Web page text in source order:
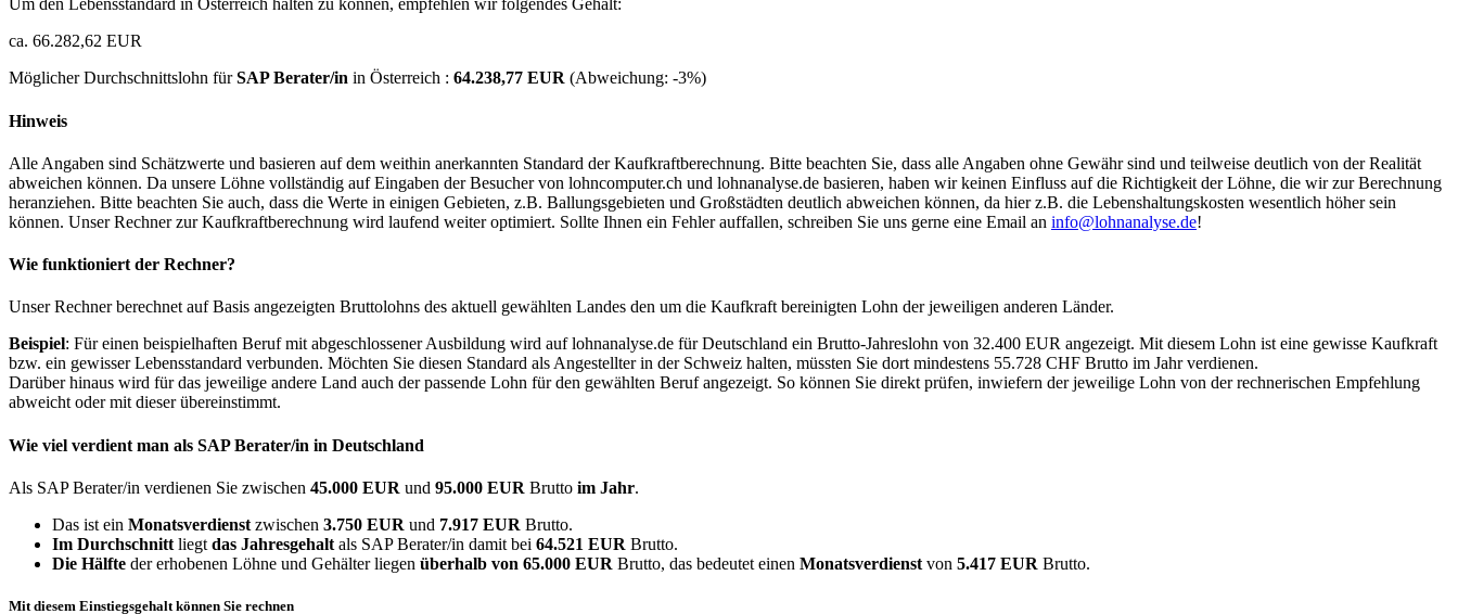
Um den Lebensstandard in Österreich halten zu können, empfehlen wir folgendes Gehalt:
ca. 66.282,62 EUR
Möglicher Durchschnittslohn fürSAP Berater/in in Österreich : 64.238,77 EUR (Abweichung: -3%)
Hinweis
Alle Angaben sind Schätzwerte und basieren auf dem weithin anerkannten Standard der Kaufkraftberechnung. Bitte beachten Sie, dass alle Angaben ohne Gewähr sind und teilweise deutlich von der Realität
abweichen können. Da unsere Löhne vollständig auf Eingaben der Besucher von lohncomputer.ch und lohnanalyse.de basieren, haben wir keinen Einfluss auf die Richtigkeit der Löhne, die wir zur Berechnung
heranziehen. Bitte beachten Sie auch, dass die Werte in einigen Gebieten, z.B. Ballungsgebieten und Großstädten deutlich abweichen können, da hier z.B. die Lebenshaltungskosten wesentlich höher sein
können. Unser Rechner zur Kaufkraftberechnung wird laufend weiter optimiert. Sollte Ihnen ein Fehler auffallen, schreiben Sie uns gerne eine Email an info@lohnanalyse.de!
Wie funktioniert der Rechner?
Unser Rechner berechnet auf Basis angezeigten Bruttolohns des aktuell gewählten Landes den um die Kaufkraft bereinigten Lohn der jeweiligen anderen Länder.
Beispiel: Für einen beispielhaften Beruf mit abgeschlossener Ausbildung wird auf lohnanalyse.de für Deutschland ein Brutto-Jahreslohn von 32.400 EUR angezeigt. Mit diesem Lohn ist eine gewisse Kaufkraft
bzw. ein gewisser Lebensstandard verbunden. Möchten Sie diesen Standard als Angestellter in der Schweiz halten, müssten Sie dort mindestens 55.728 CHF Brutto im Jahr verdienen.
Darüber hinaus wird für das jeweilige andere Land auch der passende Lohn für den gewählten Beruf angezeigt. So können Sie direkt prüfen, inwiefern der jeweilige Lohn von der rechnerischen Empfehlung
abweicht oder mit dieser übereinstimmt.
Wie viel verdient man als SAP Berater/in in Deutschland
Als SAP Berater/in verdienen Sie zwischen 45.000 EUR und 95.000 EUR Brutto im Jahr.
Das ist ein Monatsverdienst zwischen 3.750 EUR und 7.917 EUR Brutto.
Im Durchschnitt liegt das Jahresgehalt als SAP Berater/in damit bei 64.521 EUR Brutto.
Die Hälfte der erhobenen Löhne und Gehälter liegen überhalb von 65.000 EUR Brutto, das bedeutet einen Monatsverdienst von 5.417 EUR Brutto.
Mit diesem Einstiegsgehalt können Sie rechnen